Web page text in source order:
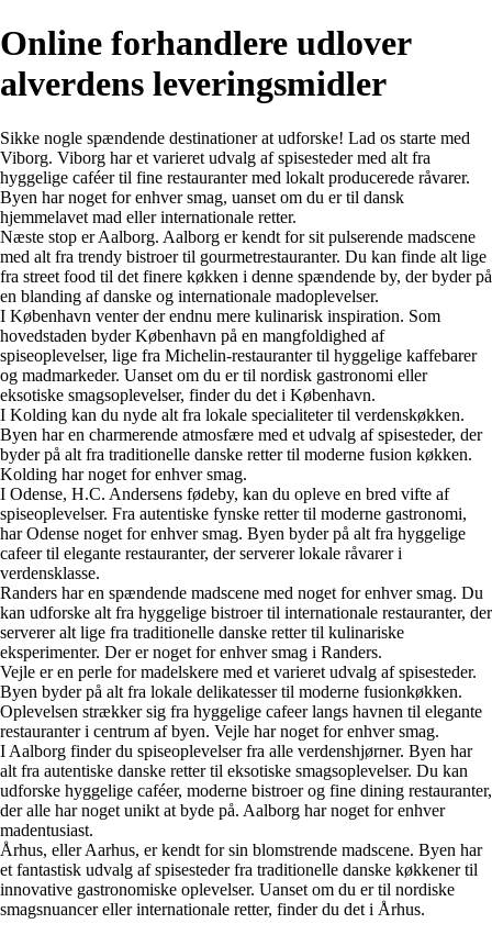
Online forhandlere udlover
alverdens leveringsmidler
Sikke nogle spændende destinationer at udforske! Lad os starte med
Viborg. Viborg har et varieret udvalg af spisesteder med alt fra
hyggelige caféer til fine restauranter med lokalt producerede råvarer.
Byen har noget for enhver smag, uanset om du er til dansk
hjemmelavet mad eller internationale retter.
Næste stop er Aalborg. Aalborg er kendt for sit pulserende madscene
med alt fra trendy bistroer til gourmetrestauranter. Du kan finde alt lige
fra street food til det finere køkken i denne spændende by, der byder på
en blanding af danske og internationale madoplevelser.
I København venter der endnu mere kulinarisk inspiration. Som
hovedstaden byder København på en mangfoldighed af
spiseoplevelser, lige fra Michelin-restauranter til hyggelige kaffebarer
og madmarkeder. Uanset om du er til nordisk gastronomi eller
eksotiske smagsoplevelser, finder du det i København.
I Kolding kan du nyde alt fra lokale specialiteter til verdenskøkken.
Byen har en charmerende atmosfære med et udvalg af spisesteder, der
byder på alt fra traditionelle danske retter til moderne fusion køkken.
Kolding har noget for enhver smag.
I Odense, H.C. Andersens fødeby, kan du opleve en bred vifte af
spiseoplevelser. Fra autentiske fynske retter til moderne gastronomi,
har Odense noget for enhver smag. Byen byder på alt fra hyggelige
cafeer til elegante restauranter, der serverer lokale råvarer i
verdensklasse.
Randers har en spændende madscene med noget for enhver smag. Du
kan udforske alt fra hyggelige bistroer til internationale restauranter, der
serverer alt lige fra traditionelle danske retter til kulinariske
eksperimenter. Der er noget for enhver smag i Randers.
Vejle er en perle for madelskere med et varieret udvalg af spisesteder.
Byen byder på alt fra lokale delikatesser til moderne fusionkøkken.
Oplevelsen strækker sig fra hyggelige cafeer langs havnen til elegante
restauranter i centrum af byen. Vejle har noget for enhver smag.
I Aalborg finder du spiseoplevelser fra alle verdenshjørner. Byen har
alt fra autentiske danske retter til eksotiske smagsoplevelser. Du kan
udforske hyggelige caféer, moderne bistroer og fine dining restauranter,
der alle har noget unikt at byde på. Aalborg har noget for enhver
madentusiast.
Århus, eller Aarhus, er kendt for sin blomstrende madscene. Byen har
et fantastisk udvalg af spisesteder fra traditionelle danske køkkener til
innovative gastronomiske oplevelser. Uanset om du er til nordiske
smagsnuancer eller internationale retter, finder du det i Århus.